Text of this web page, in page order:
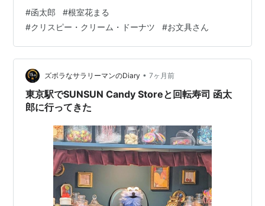
散々物色して悩んで、いくつか買っていました。 さて、
小腹が空いたね〜。 なんか食べる〜？ やっぱりここは寿
司かな〜？ 行っとく〜？ 行っちゃうよね〜。♪ リベンジ
じゃぁ〜！ もう、好きなもの好きなだけ食べんさ〜い！
2貫ずつの安心価格！ 回転寿司(回ってないけど)としては
安くないかもです…
#函太郎 #根室花まる
#クリスピー・クリーム・ドーナツ #お文具さん
ズボラなサラリーマンのDiary • 7ヶ月前
東京駅でSUNSUN Candy Storeと回転寿司 函太
郎に行ってきた